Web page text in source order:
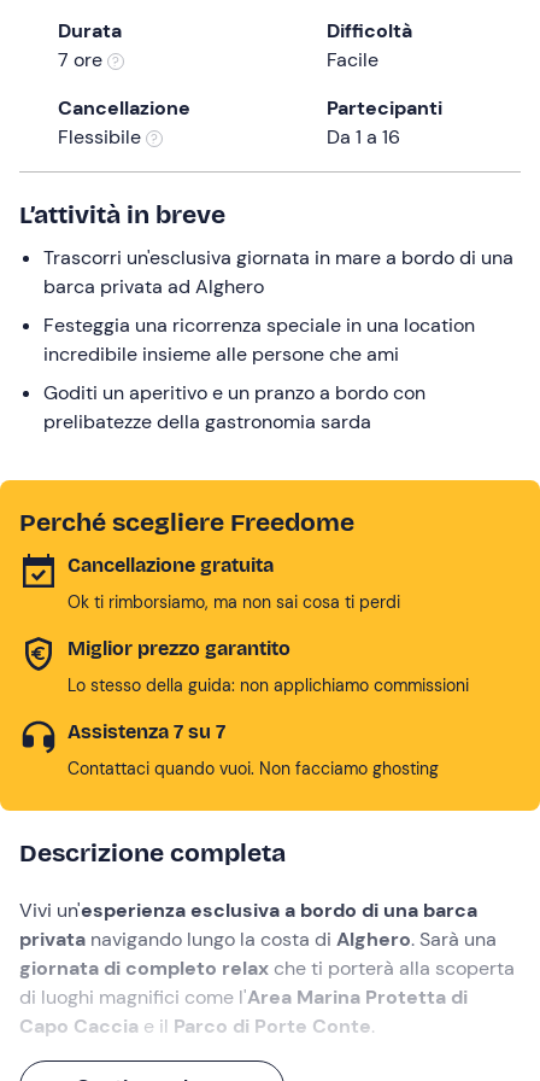
question
get
the
keyboard
shortcuts
changing
dates.
Durata
7 ore
Difficoltà
Facile
Cancellazione
Flessibile
Partecipanti
Da 1 a 16
L’attività in breve
Trascorri un'esclusiva giornata in mare a bordo di una
barca privata ad Alghero
Festeggia una ricorrenza speciale in una location
incredibile insieme alle persone che ami
Goditi un aperitivo e un pranzo a bordo con
prelibatezze della gastronomia sarda
Perché scegliere Freedome
Cancellazione gratuita
Ok ti rimborsiamo, ma non sai cosa ti perdi
Miglior prezzo garantito
Lo stesso della guida: non applichiamo commissioni
Assistenza 7 su 7
Contattaci quando vuoi. Non facciamo ghosting
Descrizione completa
Vivi un'esperienza esclusiva a bordo di una barca
privata navigando lungo la costa di Alghero. Sarà una
giornata di completo relax che ti porterà alla scoperta
di luoghi magnifici come l'Area Marina Protetta di
Capo Caccia e il Parco di Porte Conte.
Durante la navigazione potrai fermarti per